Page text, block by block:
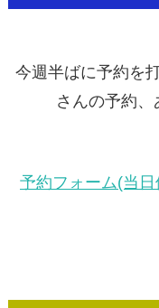
今週半ばに予約を
さんの予約、
予約フォーム(当日